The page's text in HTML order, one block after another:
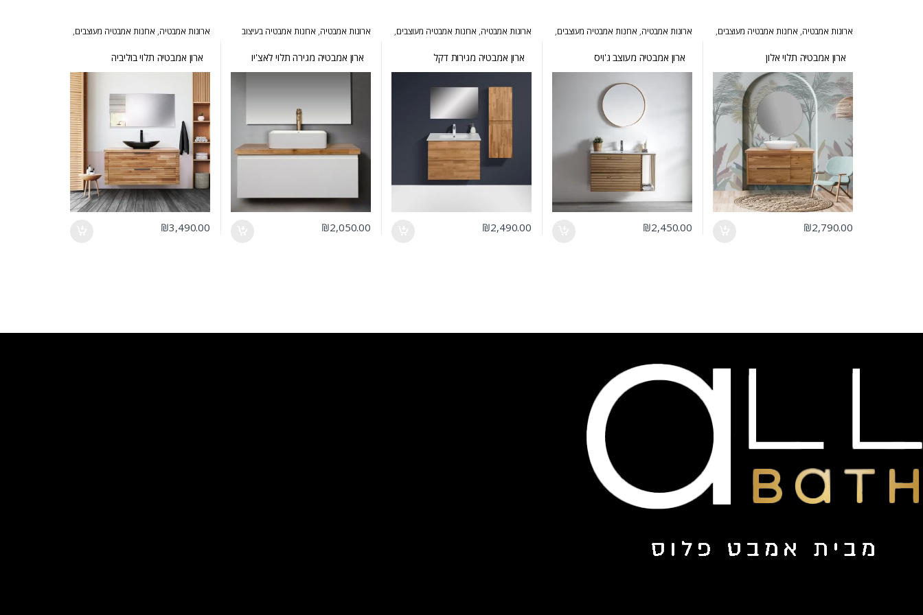
ארונות אמבטיה, ארונות אמבטיה מעוצבים,
ארונות אמבטיה מרחפים
ארון אמבטיה תלוי אלון
₪2,790.00
ארונות אמבטיה, ארונות אמבטיה מעוצבים,
ארונות אמבטיה מרחפים
ארון אמבטיה מעוצב ג'ויס
₪2,450.00
ארונות אמבטיה, ארונות אמבטיה מעוצבים,
ארונות אמבטיה מרחפים
ארון אמבטיה מגירות דקל
₪2,490.00
ארונות אמבטיה, ארונות אמבטיה בעיצוב
ארונות אמבטיה מעוצבים
ארון אמבטיה מגירה תלוי לאצ'יו
₪2,050.00
ארונות אמבטיה, ארונות אמבטיה מעוצבים,
ארונות אמבטיה מרחפים
ארון אמבטיה תלוי בוליביה
₪3,490.00